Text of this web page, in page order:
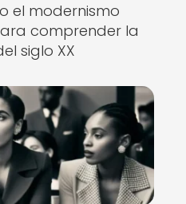
el modernismo
comprender la
siglo XX